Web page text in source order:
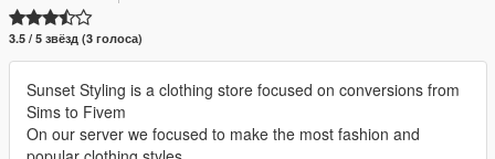
3.5 / 5 звёзд (3 голоса)
Sunset Styling is a clothing store focused on conversions from
Sims to Fivem
On our server we focused to make the most fashion and